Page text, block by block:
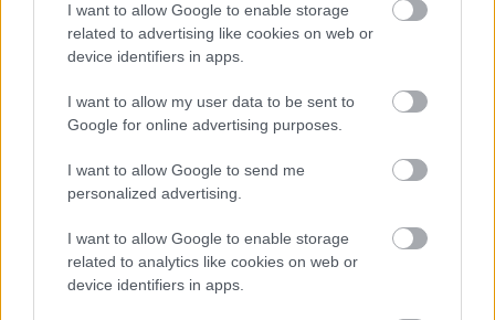
I want to allow Google to enable storage
related to advertising like cookies on web or
device identifiers in apps.
I want to allow my user data to be sent to
Google for online advertising purposes.
I want to allow Google to send me
personalized advertising.
I want to allow Google to enable storage
related to analytics like cookies on web or
device identifiers in apps.
Liikenne sujuvaa
Keskinopeus
Liikennemäärä
30 kpl/h (-17 kpl/h)
Liikenne sujuvaa
Keskinopeus
Liikennemäärä
36 kpl/h
(-11 kpl/h)
Yleiskuvassa huomioitu mittauspisteet välillä Pyhtää - Pyhtää,
Liikenne mittauspisteittäin